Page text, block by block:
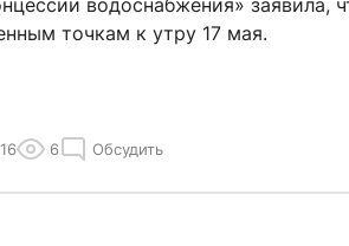
водоснабжения» заявила,
точкам к утру 17 мая.
6 Обсудить